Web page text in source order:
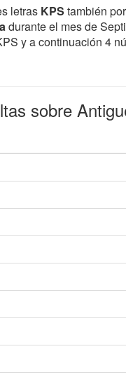
letras KPS también
durante el mes de
y a continuación 4
sobre